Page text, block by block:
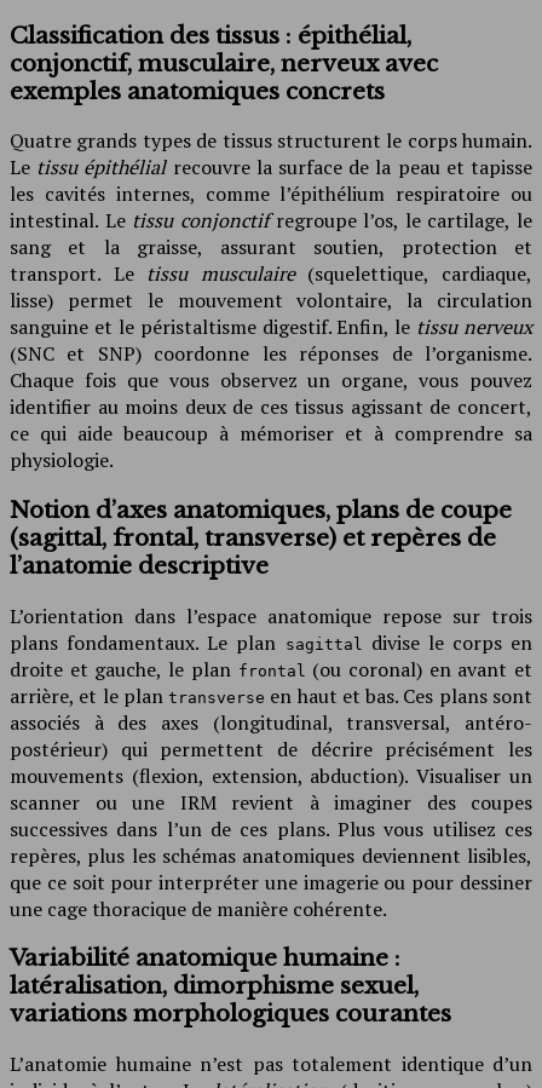
Classification des tissus : épithélial,
conjonctif, musculaire, nerveux avec
exemples anatomiques concrets
Quatre grands types de tissus structurent le corps humain.
Le tissu épithélialrecouvre la surface de la peau et tapisse
les cavités internes, comme l’épithélium respiratoire ou
intestinal. Le tissu conjonctifregroupe l’os, le cartilage, le
sang et la graisse, assurant soutien, protection et
transport. Le tissu musculaire(squelettique, cardiaque,
lisse) permet le mouvement volontaire, la circulation
sanguine et le péristaltisme digestif. Enfin, le tissu nerveux
(SNC et SNP) coordonne les réponses de l’organisme.
Chaque fois que vous observez un organe, vous pouvez
identifier au moins deux de ces tissus agissant de concert,
ce qui aide beaucoup à mémoriser et à comprendre sa
physiologie.
Notion d’axes anatomiques, plans de coupe
(sagittal, frontal, transverse) et repères de
l’anatomie descriptive
L’orientation dans l’espace anatomique repose sur trois
plans fondamentaux. Le plan sagittal
divise le corps en
droite et gauche, le plan frontal (ou coronal) en avant et
arrière, et le plantransverse en haut et bas. Ces plans sont
associés à des axes (longitudinal, transversal, antéro-
postérieur) qui permettent de décrire précisément les
mouvements (flexion, extension, abduction). Visualiser un
scanner ou une IRM revient à imaginer des coupes
successives dans l’un de ces plans. Plus vous utilisez ces
repères, plus les schémas anatomiques deviennent lisibles,
que ce soit pour interpréter une imagerie ou pour dessiner
une cage thoracique de manière cohérente.
Variabilité anatomique humaine :
latéralisation, dimorphisme sexuel,
variations morphologiques courantes
L’anatomie humaine n’est pas totalement identique d’un